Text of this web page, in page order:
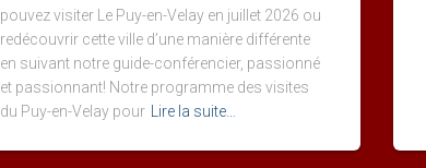
pouvez visiter Le Puy-en-Velay en juillet 2026 ou
redécouvrir cette ville d’une manière différente
en suivant notre guide-conférencier, passionné
et passionnant! Notre programme des visites
du Puy-en-Velay pour
Lire la suite…